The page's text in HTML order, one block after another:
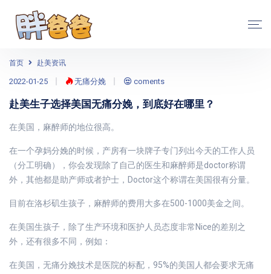
首页 赴美资讯
2022-01-25 无痛分娩 coments
赴美生子选择美国无痛分娩，到底好在哪里？
在美国，麻醉师的地位很高。
在一个孕妈分娩的时候，产房有一块牌子专门列出今天的工作人员
（分工明确），你会发现除了自己的医生和麻醉师是doctor称谓
外，其他都是助产师或者护士，Doctor这个称谓在美国很有分量。
目前在洛杉矶生孩子，麻醉师的费用大多在500-1000美金之间。
在美国生孩子，除了生产环境和医护人员态度非常Nice的差别之
外，还有很多不同，例如：
在美国，无痛分娩技术是医院的标配，95%的美国人都会要求无痛